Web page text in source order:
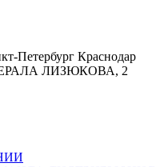
Петербург Краснодар
ЛИЗЮКОВА, 2